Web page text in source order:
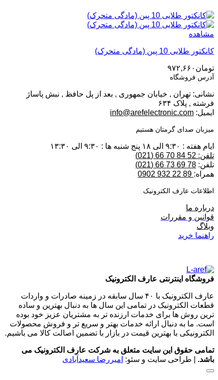
مشاهده
کانکتور طلایی 10 پین (مادگی متحرک)
تومان ۹۷۲,۶۶۰
آدرس فروشگاه
نشانی: تهران , خیابان جمهوری , بعد از پل حافظ , نبش پاساژ
فرشته , پلاک ۶۳۴
ایمیل: info@arefelectronic.com
میزبان صدای گرمتان هستیم
ایام هفته : ۹:۳۰ الی ۱۸ پنج شنبه ها : ۹:۳۰ الی ۱۳:۳۰
تلفن: 52 84 70 66 (021)
تلفن: 78 69 73 66 (021)
همراه:
اطلاعات عارف الکترونیک
درباره ما
قوانین و مقررات
وبلاگ
راهنما خرید
فروشگاه اینترنتی عارف الکترونیک
عارف الکترونیک با ۴۰ سال سابقه در زمینه صادرات و واردات
قطعات الکترونیک در تمامی این سال ها به دنبال بهترین و ساده
ترین روش ها برای خدمات ارزنده تر به مشتریان عزیز خود بوده
است. ما به دنبال ارائه خدمات بهتر و سریع تر و فروش محصولات
الکترونیکی با بهترین قیمت در بازار با تضمین اصالت کالا می باشیم.
تمامی حقوق این سایت متعلق به شرکت عارف الکترونیک می
باشد. | طراحی سایت و سئو: امیررضا سعیدآبادی